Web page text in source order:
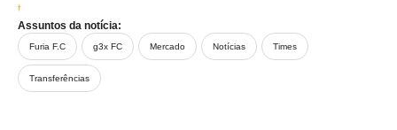
total no DesimpaiN
Assuntos da notícia:
Furia F.C g3x FC Mercado Notícias Times
Transferências